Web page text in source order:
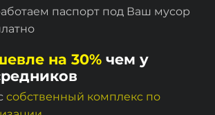
паспорт под Ваш мусор
на 30% чем у
собственный комплекc по